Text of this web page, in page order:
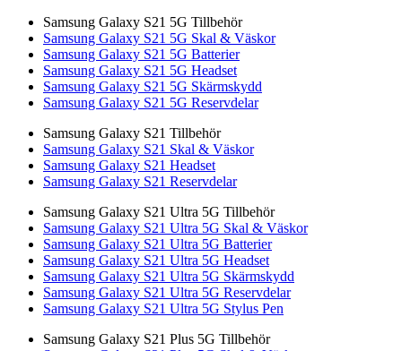
Samsung Galaxy S21 5G Tillbehör
Samsung Galaxy S21 5G Skal & Väskor
Samsung Galaxy S21 5G Batterier
Samsung Galaxy S21 5G Headset
Samsung Galaxy S21 5G Skärmskydd
Samsung Galaxy S21 5G Reservdelar
Samsung Galaxy S21 Tillbehör
Samsung Galaxy S21 Skal & Väskor
Samsung Galaxy S21 Headset
Samsung Galaxy S21 Reservdelar
Samsung Galaxy S21 Ultra 5G Tillbehör
Samsung Galaxy S21 Ultra 5G Skal & Väskor
Samsung Galaxy S21 Ultra 5G Batterier
Samsung Galaxy S21 Ultra 5G Headset
Samsung Galaxy S21 Ultra 5G Skärmskydd
Samsung Galaxy S21 Ultra 5G Reservdelar
Samsung Galaxy S21 Ultra 5G Stylus Pen
Samsung Galaxy S21 Plus 5G Tillbehör